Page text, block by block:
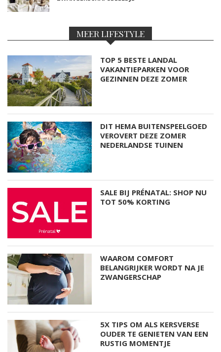
MEER LIFESTYLE
TOP 5 BESTE LANDAL
VAKANTIEPARKEN VOOR
GEZINNEN DEZE ZOMER
DIT HEMA BUITENSPEELGOED
VEROVERT DEZE ZOMER
NEDERLANDSE TUINEN
SALE BIJ PRÉNATAL: SHOP NU
TOT 50% KORTING
WAAROM COMFORT
BELANGRIJKER WORDT NA JE
ZWANGERSCHAP
5X TIPS OM ALS KERSVERSE
OUDER TE GENIETEN VAN EEN
RUSTIG MOMENTJE